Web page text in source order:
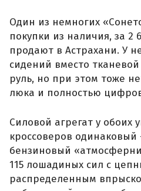
Один из немногих
покупки из наличия, за 2
продают в Астрахани. У
сидений вместо
руль, но при этом тоже
люка и полностью
Силовой агрегат у обоих
кроссоверов
бензиновый
115 лошадиных сил с
распределенным